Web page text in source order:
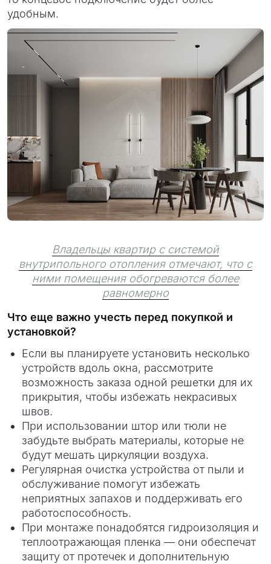
удобным.
Владельцы квартир с системой
внутрипольного отопления отмечают, что с
ними помещения обогреваются более
равномерно
Что еще важно учесть перед покупкой и
установкой?
Если вы планируете установить несколько
устройств вдоль окна, рассмотрите
возможность заказа одной решетки для их
прикрытия, чтобы избежать некрасивых
швов.
При использовании штор или тюли не
забудьте выбрать материалы, которые не
будут мешать циркуляции воздуха.
Регулярная очистка устройства от пыли и
обслуживание помогут избежать
неприятных запахов и поддерживать его
работоспособность.
При монтаже понадобятся гидроизоляция и
теплоотражающая пленка — они обеспечат
защиту от протечек и дополнительную